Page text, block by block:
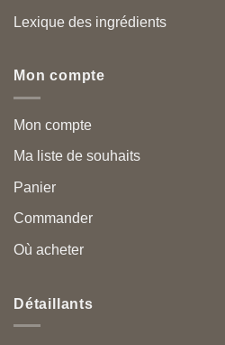
Lexique des ingrédients
Mon compte
Mon compte
Ma liste de souhaits
Panier
Commander
Où acheter
Détaillants